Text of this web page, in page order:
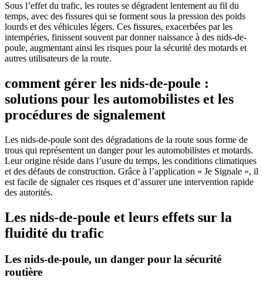
Sous l’effet du trafic, les routes se dégradent lentement au fil du
temps, avec des fissures qui se forment sous la pression des poids
lourds et des véhicules légers. Ces fissures, exacerbées par les
intempéries, finissent souvent par donner naissance à des nids-de-
poule, augmentant ainsi les risques pour la sécurité des motards et
autres utilisateurs de la route.
comment gérer les nids-de-poule :
solutions pour les automobilistes et les
procédures de signalement
Les nids-de-poule sont des dégradations de la route sous forme de
trous qui représentent un danger pour les automobilistes et motards.
Leur origine réside dans l’usure du temps, les conditions climatiques
et des défauts de construction. Grâce à l’application « Je Signale », il
est facile de signaler ces risques et d’assurer une intervention rapide
des autorités.
Les nids-de-poule et leurs effets sur la
fluidité du trafic
Les nids-de-poule, un danger pour la sécurité
routière